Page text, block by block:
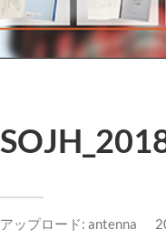
アップロード: antenna